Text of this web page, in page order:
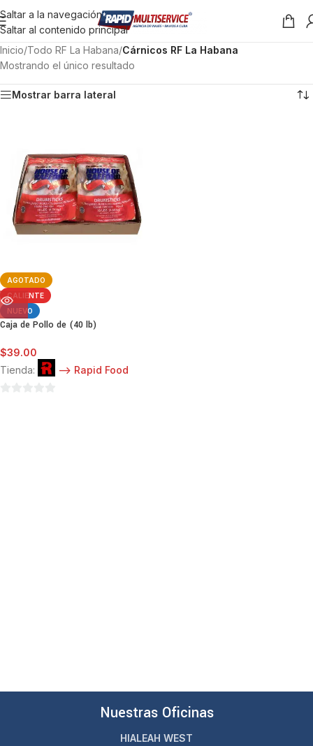
Saltar a la navegación
Saltar al contenido principal
Inicio/Todo RF La Habana/Cárnicos RF La Habana
Mostrando el único resultado
Mostrar barra lateral
AGOTADO
CALIENTE
NUEVO
Caja de Pollo de (40 lb)
$39.00
Tienda:
--> Rapid Food
Nuestras Oficinas
HIALEAH WEST